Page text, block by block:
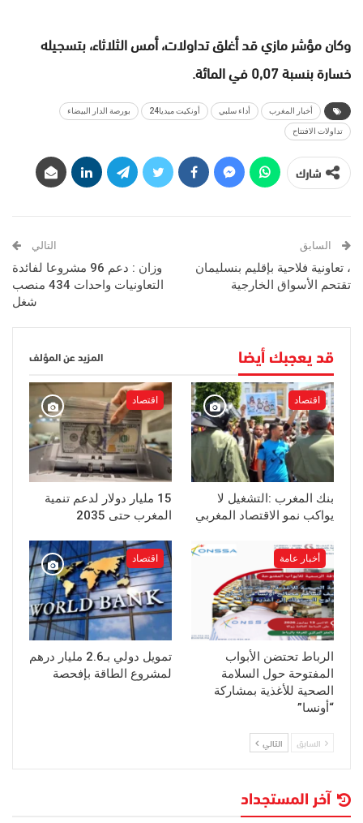
وكان مؤشر مازي قد أغلق تداولات، أمس الثلاثاء، بتسجيله
خسارة بنسبة 0,07 في المائة.
أخبار المغرب أداء سلبي أونكيت ميديا24 بورصة الدار البيضاء
تداولات الافتتاح
شارك
السابق
، تعاونية فلاحية بإقليم بنسليمان
تقتحم الأسواق الخارجية
التالي
وزان : دعم 96 مشروعا لفائدة
التعاونيات واحدات 434 منصب
شغل
قد يعجبك أيضا المزيد عن المؤلف
اقتصاد
بنك المغرب :التشغيل لا
يواكب نمو الاقتصاد المغربي
اقتصاد
15 مليار دولار لدعم تنمية
المغرب حتى 2035
أخبار عامة
الرباط تحتضن الأبواب
المفتوحة حول السلامة
الصحية للأغذية بمشاركة
“أونسا”
اقتصاد
تمويل دولي بـ2.6 مليار درهم
لمشروع الطاقة بإفحصة
السابق التالي
آخر المستجداد